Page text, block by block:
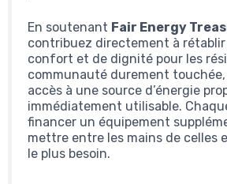
En soutenant Fair Energy
contribuez directement à
confort et de dignité pour les
communauté durement
accès à une source d’énergie
immédiatement utilisable.
financer un équipement
mettre entre les mains de celles
le plus besoin.